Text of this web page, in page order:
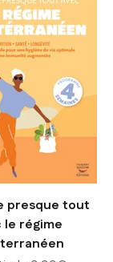
presque tout
le régime